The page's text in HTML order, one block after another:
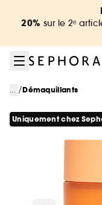
Aller au contenu
Aller au pied de
20% sur le 2ᵉ
... /Démaquillants
Uniquement chez